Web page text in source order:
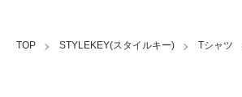
TOP STYLEKEY(スタイルキー) Tシャツ